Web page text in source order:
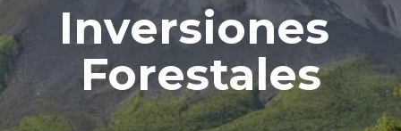
Inversiones
Forestales